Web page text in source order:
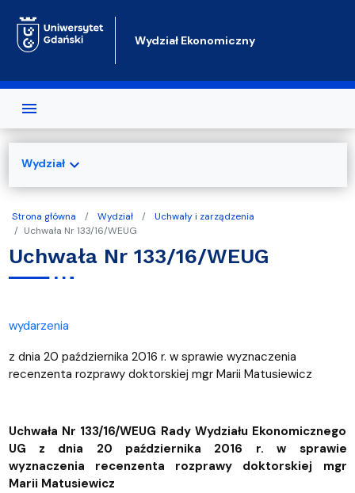
Wydział Ekonomiczny
Strona główna Wydział
Uchwały i zarządzenia
Uchwała Nr 133/16/WEUG
Uchwała Nr 133/16/WEUG
wydarzenia
z dnia 20 października 2016 r. w sprawie wyznaczenia
recenzenta rozprawy doktorskiej mgr Marii Matusiewicz
Uchwała Nr 133/16/WEUG Rady Wydziału Ekonomicznego
UG z dnia 20 października 2016 r. w sprawie
wyznaczenia recenzenta rozprawy doktorskiej mgr
Marii Matusiewicz
Wydziałexpand_more